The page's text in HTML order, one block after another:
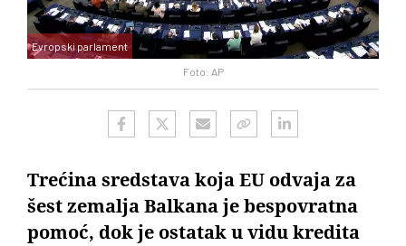
Foto: AP
Evropski parlament
Trećina sredstava koja EU odvaja za
šest zemalja Balkana je bespovratna
pomoć, dok je ostatak u vidu kredita